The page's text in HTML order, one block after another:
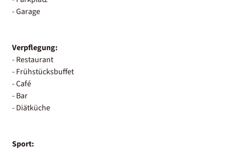
- Garage
Verpflegung:
- Restaurant
- Frühstücksbuffet
- Café
- Bar
- Diätküche
Sport: